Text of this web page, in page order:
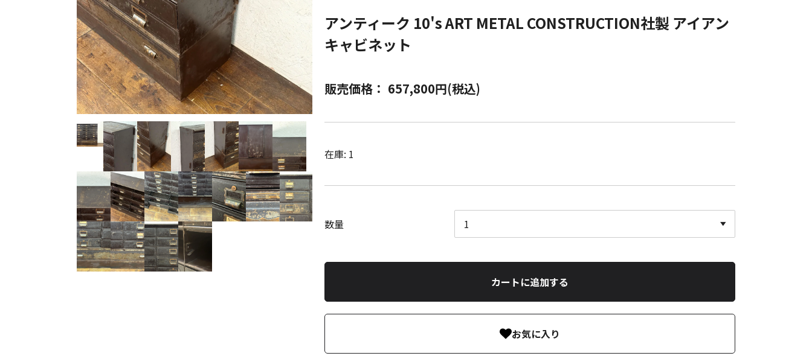
アンティーク 10's ART METAL CONSTRUCTION社製 アイアン
キャビネット
販売価格： 657,800円(税込)
在庫: 1
数量
カートに追加する
お気に入り